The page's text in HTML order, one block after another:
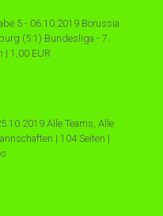
5 - 06.10.2019 Borussia
(5:1) Bundesliga - 7.
| 1,00 EUR
Alle Teams, Alle
| 104 Seiten |